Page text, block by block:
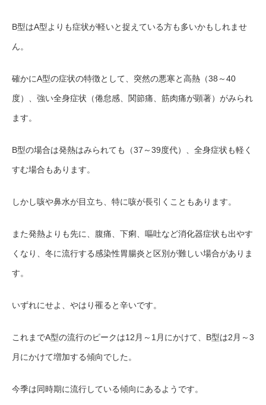
B型はA型よりも症状が軽いと捉えている方も多いかもしれませ
ん。
確かにA型の症状の特徴として、突然の悪寒と高熱（38～40
度）、強い全身症状（倦怠感、関節痛、筋肉痛が顕著）がみられ
ます。
B型の場合は発熱はみられても（37～39度代）、全身症状も軽く
すむ場合もあります。
しかし咳や鼻水が目立ち、特に咳が長引くこともあります。
また発熱よりも先に、腹痛、下痢、嘔吐など消化器症状も出やす
くなり、冬に流行する感染性胃腸炎と区別が難しい場合がありま
す。
いずれにせよ、やはり罹ると辛いです。
これまでA型の流行のピークは12月～1月にかけて、B型は2月～3
月にかけて増加する傾向でした。
今季は同時期に流行している傾向にあるようです。